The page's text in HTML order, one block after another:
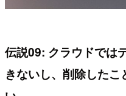
伝説09: クラウドでは
きないし、削除した